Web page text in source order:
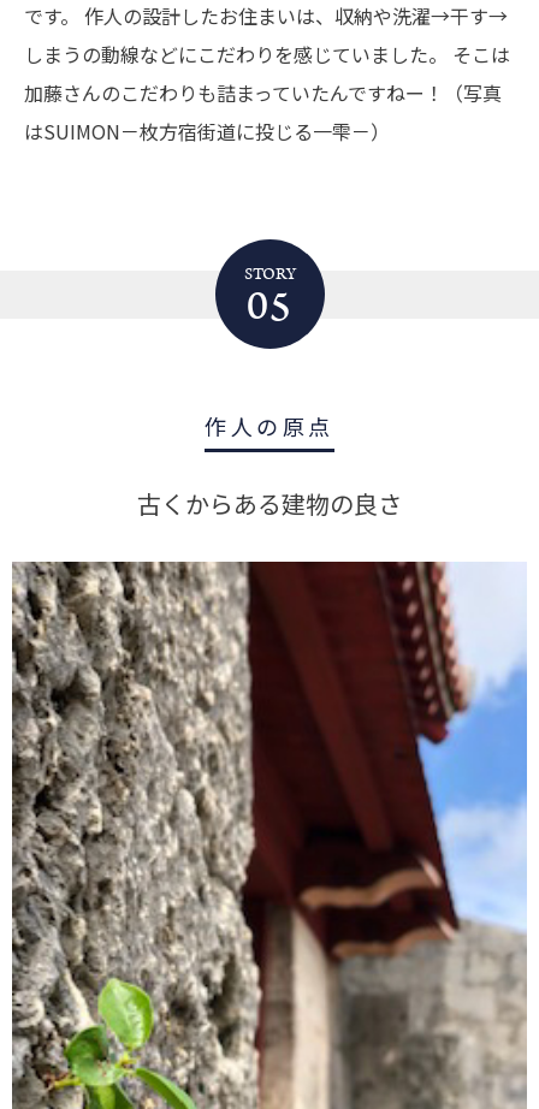
です。 作人の設計したお住まいは、収納や洗濯→干す→
しまうの動線などにこだわりを感じていました。
そこは
加藤さんのこだわりも詰まっていたんですねー！（写真
はSUIMON－枚方宿街道に投じる一雫－）
STORY
05
作人の原点
古くからある建物の良さ